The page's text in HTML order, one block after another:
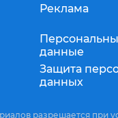
Реклама
данные
Защита
данных
разрешается при